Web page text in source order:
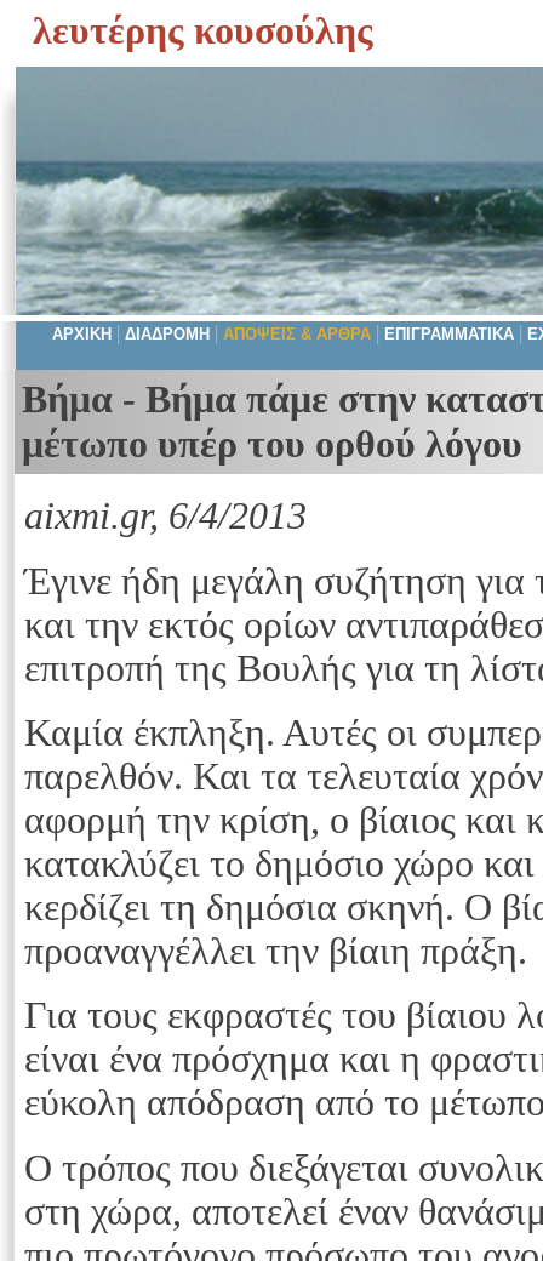
λευτέρης κουσούλης
ΑΡΧΙΚΗ |ΔΙΑΔΡΟΜΗ |ΑΠΟΨΕΙΣ & ΑΡΘΡΑ | ΕΠΙΓΡΑΜΜΑΤΙΚΑ |
Βήμα - Βήμα πάμε στην
μέτωπο υπέρ του ορθού λόγου
aixmi.gr, 6/4/2013
Έγινε ήδη μεγάλη συζήτηση για
και την εκτός ορίων
επιτροπή της Βουλής για τη
Καμία έκπληξη. Αυτές οι
παρελθόν. Και τα τελευταία
αφορμή την κρίση, ο βίαιος και
κατακλύζει το δημόσιο χώρο
κερδίζει τη δημόσια σκηνή. Ο
προαναγγέλλει την βίαιη πράξη.
Για τους εκφραστές του βίαιου
είναι ένα πρόσχημα και η
εύκολη απόδραση από το
Ο τρόπος που διεξάγεται
στη χώρα, αποτελεί έναν